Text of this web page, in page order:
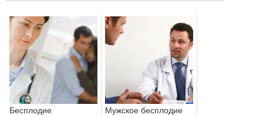
Бесплодие Мужское бесплодие